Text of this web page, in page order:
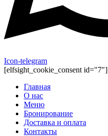
Icon-telegram
[elfsight_cookie_consent id="7"]
Главная
О нас
Меню
Бронирование
Доставка и оплата
Контакты